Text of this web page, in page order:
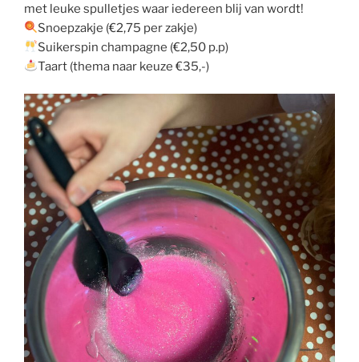
met leuke spulletjes waar iedereen blij van wordt!
Snoepzakje (€2,75 per zakje)
Suikerspin champagne (€2,50 p.p)
Taart (thema naar keuze €35,-)